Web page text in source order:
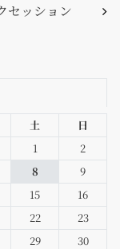
セッション
土
日
1
2
8
9
15
16
22
23
29
30